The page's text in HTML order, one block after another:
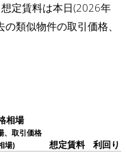
定賃料は本日(2026年
類似物件の取引価格、
相場
、取引価格
場)
想定賃料 利回り